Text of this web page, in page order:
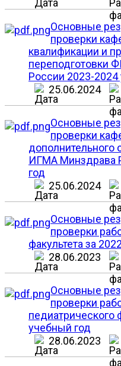
Основные
проверки
квалификации и
переподготовки
России 2023-
25.06.2024
Основные
проверки
ИГМА Минздрава
год
25.06.2024
Основные
проверки
факультета за
28.06.2023
Основные
проверки
педиатрического
учебный год
28.06.2023